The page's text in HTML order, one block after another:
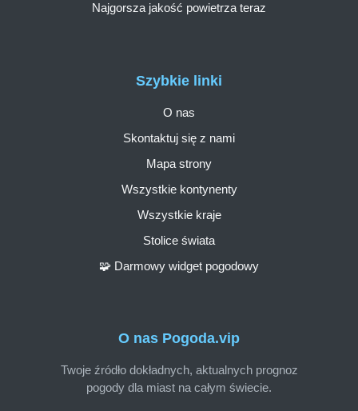
O nas Pogoda.vip
Twoje źródło dokładnych, aktualnych prognoz
pogody dla miast na całym świecie.
Szybkie linki
O nas
Skontaktuj się z nami
Mapa strony
Wszystkie kontynenty
Wszystkie kraje
Stolice świata
🧩 Darmowy widget pogodowy
Najgorsza jakość powietrza teraz